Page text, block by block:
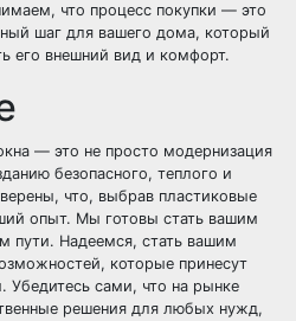
что процесс покупки — это
шаг для вашего дома, который
его внешний вид и комфорт.
— это не просто модернизация
безопасного, теплого и
что, выбрав пластиковые
опыт. Мы готовы стать вашим
пути. Надеемся, стать вашим
которые принесут
Убедитесь сами, что на рынке
решения для любых нужд,